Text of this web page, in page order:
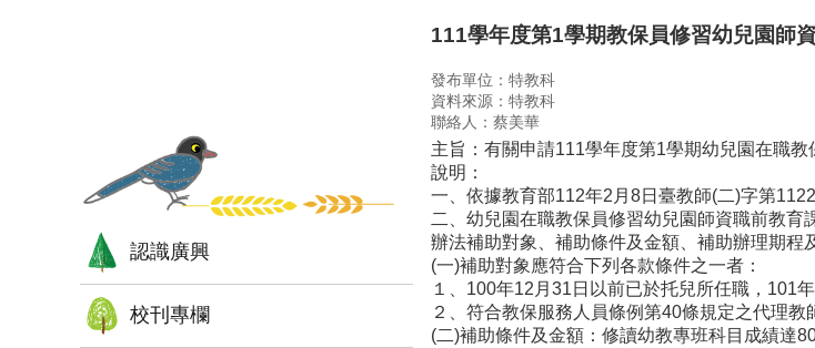
認識廣興
校刊專欄
111學年度第1學期教保員修習幼兒園師
發布單位：特教科
資料來源：特教科
聯絡人：蔡美華
主旨：有關申請111學年度第1學期幼兒園在職
說明：
一、依據教育部112年2月8日臺教師(二)字第
二、幼兒園在職教保員修習幼兒園師資職前教
辦法補助對象、補助條件及金額、補助辦理期程
(一)補助對象應符合下列各款條件之一者：
１、100年12月31日以前已於托兒所任職，101
２、符合教保服務人員條例第40條規定之代理
(二)補助條件及金額：修讀幼教專班科目成績達